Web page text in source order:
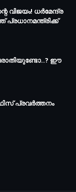
വിജയം! ധർമേന്ദ്ര
പ്രധാനമന്ത്രിക്ക്
ഈ
പ്രവർത്തനം